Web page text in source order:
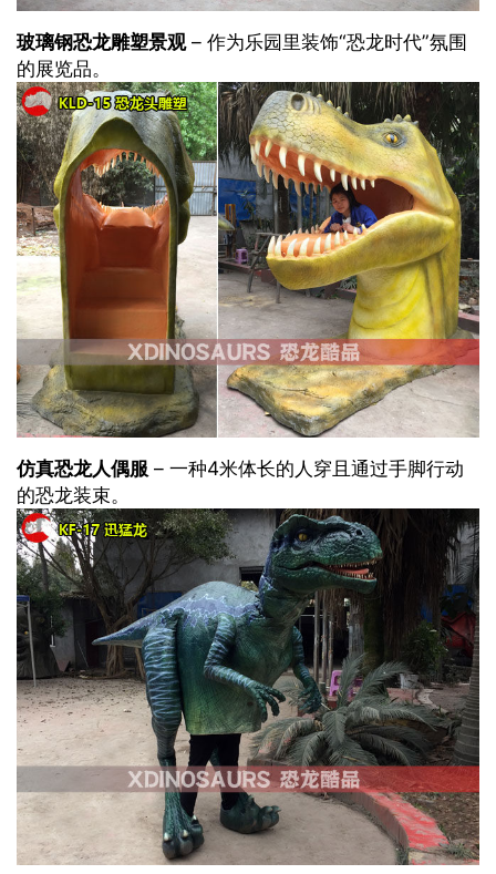
玻璃钢恐龙雕塑景观– 作为乐园里装饰“恐龙时代”氛围
的展览品。
仿真恐龙人偶服 – 一种4米体长的人穿且通过手脚行动
的恐龙装束。